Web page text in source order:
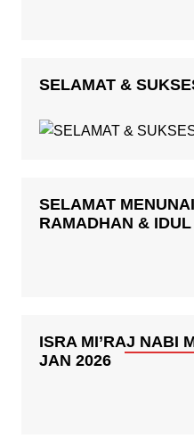
SELAMAT &
SELAMAT
RAMADHAN & IDUL
ISRA MI’RAJ NABI
JAN 2026